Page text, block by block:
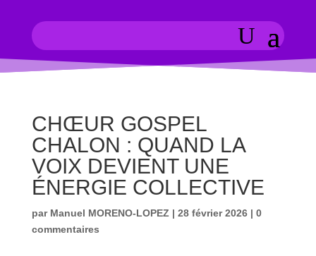
CHŒUR GOSPEL
CHALON : QUAND LA
VOIX DEVIENT UNE
ÉNERGIE COLLECTIVE
par Manuel MORENO-LOPEZ| 28 février 2026| 0
commentaires